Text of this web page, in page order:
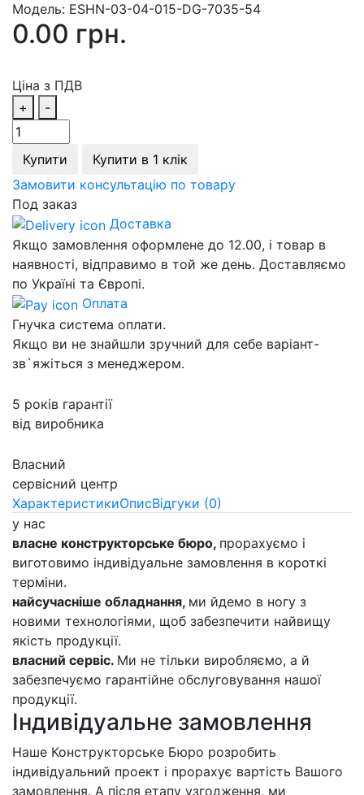
Модель: ESHN-03-04-015-DG-7035-54
0.00 грн.
Ціна з ПДВ
+
-
Купити
Купити в 1 клік
Замовити консультацію по товару
Под заказ
Доставка
Якщо замовлення оформлене до 12.00, і товар в
наявності, відправимо в той же день. Доставляємо
по Україні та Європі.
Оплата
Гнучка система оплати.
Якщо ви не знайшли зручний для себе варіант-
зв`яжіться з менеджером.
5 років гарантії
від виробника
Власний
сервісний центр
ХарактеристикиОписВідгуки (0)
у нас
власне конструкторське бюро, прорахуємо і
виготовимо індивідуальне замовлення в короткі
терміни.
найсучасніше обладнання, ми йдемо в ногу з
новими технологіями, щоб забезпечити найвищу
якість продукції.
власний сервіс. Ми не тільки виробляємо, а й
забезпечуємо гарантійне обслуговування нашої
продукції.
Індивідуальне замовлення
Наше Конструкторське Бюро розробить
індивідуальний проект і прорахує вартість Вашого
замовлення. А після етапу узгодження, ми